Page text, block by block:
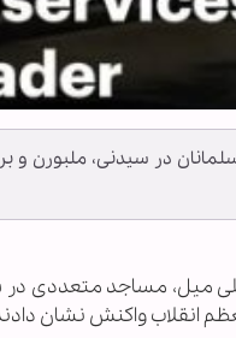
در سیدنی، ملبورن و
میل، مساجد متعددی در
انقلاب واکنش نشان